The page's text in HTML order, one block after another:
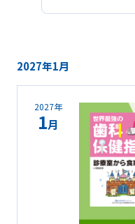
2027年1月
2027年
1月